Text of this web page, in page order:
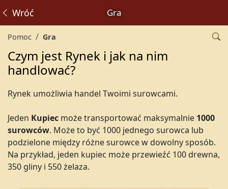
Gra
Wróć
Pomoc Gra
Czym jest Rynek i jak na nim
handlować?
Rynek umożliwia handel Twoimi surowcami.
Jeden Kupiec może transportować maksymalnie 1000
surowców. Może to być 1000 jednego surowca lub
podzielone między różne surowce w dowolny sposób.
Na przykład, jeden kupiec może przewieźć 100 drewna,
350 gliny i 550 żelaza.